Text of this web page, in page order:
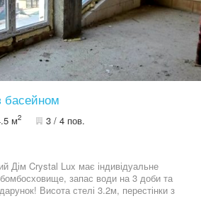
басейном
м2 3 / 4 пов.
Дім Crystal Lux має індивідуальне
запас води на 3 доби та
Висота стелі 3.2м, перестінки з